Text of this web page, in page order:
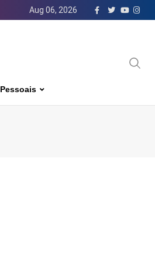
Aug 06, 2026
Pessoais